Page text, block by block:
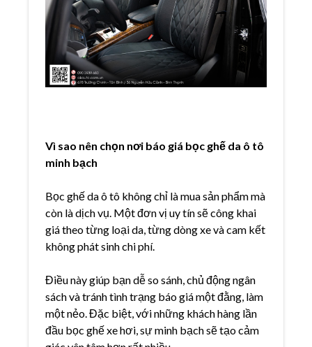
Vì sao nên chọn nơi báo giá bọc ghế da ô tô
minh bạch
Bọc ghế da ô tô không chỉ là mua sản phẩm mà
còn là dịch vụ. Một đơn vị uy tín sẽ công khai
giá theo từng loại da, từng dòng xe và cam kết
không phát sinh chi phí.
Điều này giúp bạn dễ so sánh, chủ động ngân
sách và tránh tình trạng báo giá một đằng, làm
một nẻo. Đặc biệt, với những khách hàng lần
đầu bọc ghế xe hơi, sự minh bạch sẽ tạo cảm